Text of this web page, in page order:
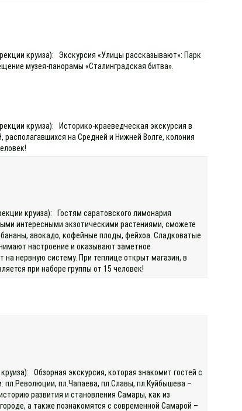
круиза): Экскурсия «Улицы рассказывают»: Парк
музея-панорамы «Сталинградская битва».
круиза): Историко-краеведческая экскурсия в
на Средней и Нижней Волге, колония
круиза): Гостям саратовского лимонария
интересными экзотическими растениями, сможете
авокадо, кофейные плоды, фейхоа. Сладковатые
настроение и оказывают заметное
нервную систему. При теплице открыт магазин, в
при наборе группы от 15 человек!
Обзорная экскурсия, которая знакомит гостей с
пл.Революции, пл.Чапаева, пл.Славы, пл.Куйбышева –
развития и становления Самары, как из
а также познакомятся с современной Самарой –